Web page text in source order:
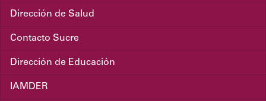
Dirección de Salud
Contacto Sucre
Dirección de Educación
IAMDER